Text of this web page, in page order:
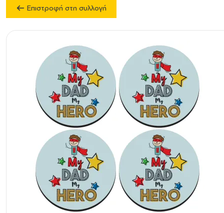
Επιστροφή στη συλλογή